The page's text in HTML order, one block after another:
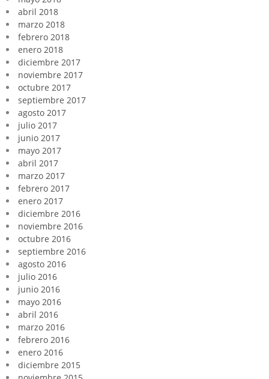
abril 2018
marzo 2018
febrero 2018
enero 2018
diciembre 2017
noviembre 2017
octubre 2017
septiembre 2017
agosto 2017
julio 2017
junio 2017
mayo 2017
abril 2017
marzo 2017
febrero 2017
enero 2017
diciembre 2016
noviembre 2016
octubre 2016
septiembre 2016
agosto 2016
julio 2016
junio 2016
mayo 2016
abril 2016
marzo 2016
febrero 2016
enero 2016
diciembre 2015